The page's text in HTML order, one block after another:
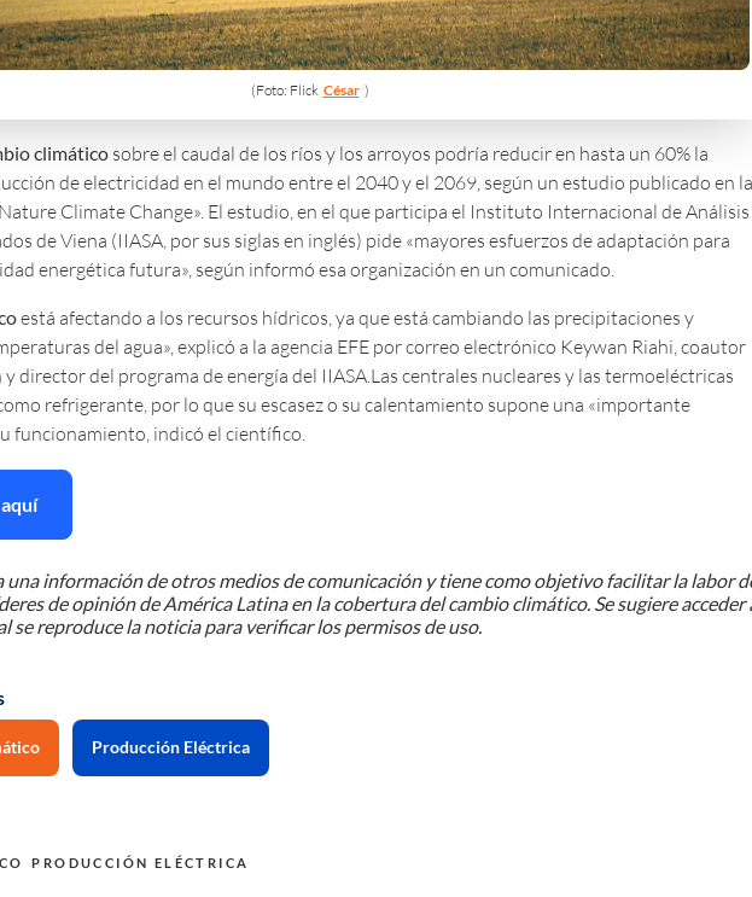
(Foto: Flick César )
climático sobre el caudal de los ríos y los arroyos podría reducir en hasta un 60% la
de electricidad en el mundo entre el 2040 y el 2069, según un estudio publicado en la
Climate Change». El estudio, en el que participa el Instituto Internacional de Análisis
de Viena (IIASA, por sus siglas en inglés) pide «mayores esfuerzos de adaptación para
energética futura», según informó esa organización en un comunicado.
está afectando a los recursos hídricos, ya que está cambiando las precipitaciones y
del agua», explicó a la agencia EFE por correo electrónico Keywan Riahi, coautor
director del programa de energía del IIASA.Las centrales nucleares y las termoeléctricas
refrigerante, por lo que su escasez o su calentamiento supone una «importante
funcionamiento, indicó el científico.
una información de otros medios de comunicación y tiene como objetivo facilitar la labor
de opinión de América Latina en la cobertura del cambio climático. Se sugiere acceder
se reproduce la noticia para verificar los permisos de uso.
Producción Eléctrica
PRODUCCIÓN ELÉCTRICA